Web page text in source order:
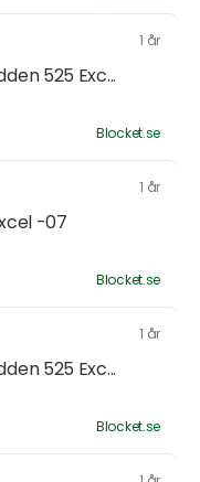
1 år
525 Exc...
Blocket.se
1 år
-07
Blocket.se
1 år
525 Exc...
Blocket.se